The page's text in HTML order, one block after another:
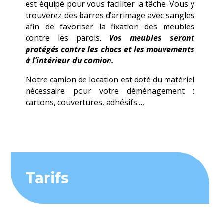
est équipé pour vous faciliter la tâche. Vous y
trouverez des barres d’arrimage avec sangles
afin de favoriser la fixation des meubles
contre les parois. Vos meubles seront
protégés contre les chocs et les mouvements
à l’intérieur du camion.
Notre camion de location est doté du matériel
nécessaire pour votre déménagement :
cartons, couvertures, adhésifs…,
Tarifs